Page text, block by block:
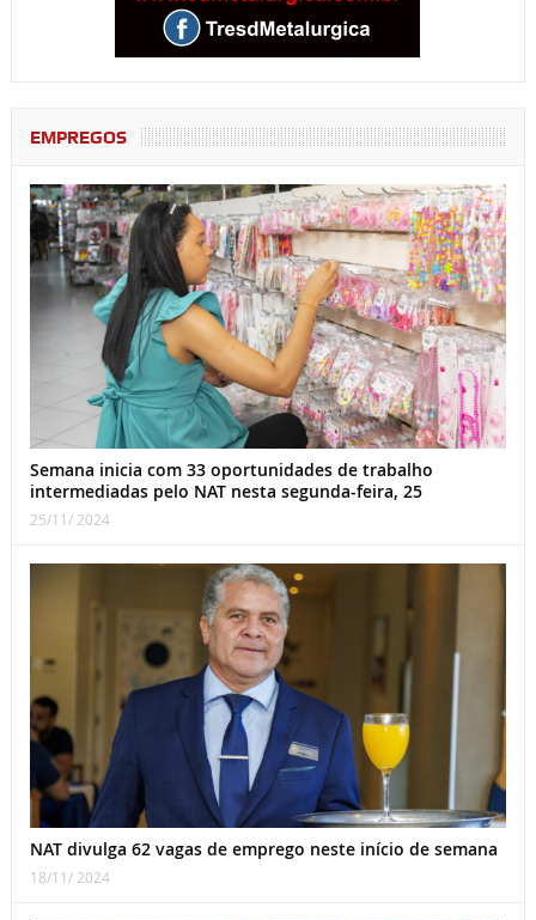
EMPREGOS
Semana inicia com 33 oportunidades de trabalho
intermediadas pelo NAT nesta segunda-feira, 25
25/11/ 2024
NAT divulga 62 vagas de emprego neste início de semana
18/11/ 2024